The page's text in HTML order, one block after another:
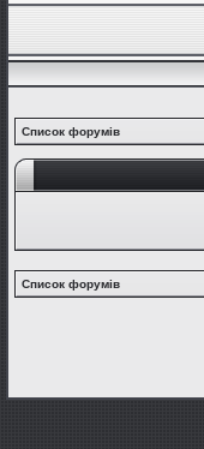
Список форумів
Список форумів